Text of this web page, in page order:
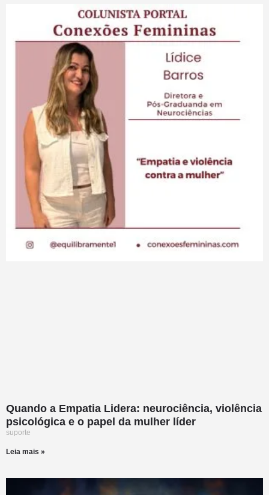
Quando a Empatia Lidera: neurociência, violência
psicológica e o papel da mulher líder
suporte
Leia mais »